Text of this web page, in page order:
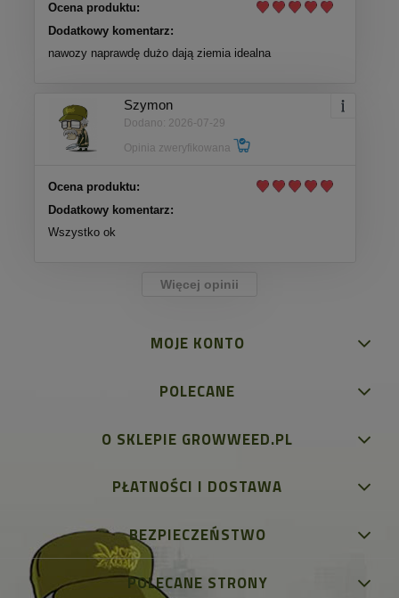
Ocena produktu:
Dodatkowy komentarz:
nawozy naprawdę dużo dają ziemia idealna
Szymon
Dodano: 2026-07-29
Opinia zweryfikowana
Ocena produktu:
Dodatkowy komentarz:
Wszystko ok
Więcej opinii
MOJE KONTO
POLECANE
O SKLEPIE GROWWEED.PL
PŁATNOŚCI I DOSTAWA
BEZPIECZEŃSTWO
POLECANE STRONY